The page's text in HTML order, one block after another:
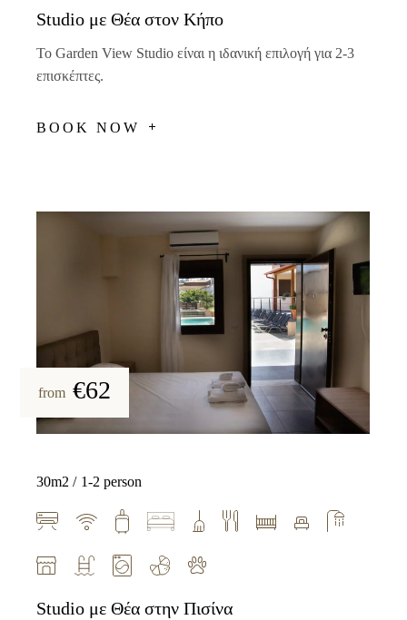
Studio με Θέα στον Κήπο
Το Garden View Studio είναι η ιδανική επιλογή για 2-3
επισκέπτες.
BOOK NOW
from €62
Studio με Θέα στην Πισίνα
30m2 1-2 person